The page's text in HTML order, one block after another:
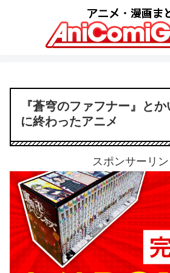
『蒼穹のファフナー』と
に終わったアニメ
スポンサーリン